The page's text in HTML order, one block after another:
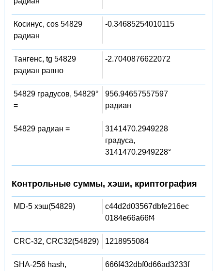
Косинус, cos 54829
радиан
-0.34685254010115
Тангенс, tg 54829
радиан равно
-2.7040876622072
54829 градусов, 54829°
=
956.94657557597
радиан
54829 радиан =
3141470.2949228
градуса,
3141470.2949228°
Контрольные суммы, хэши, криптография
MD-5 хэш(54829)
c44d2d03567dbfe216ec
0184e66a66f4
CRC-32, CRC32(54829) 1218955084
SHA-256 hash,
666f432dbf0d66ad3233f